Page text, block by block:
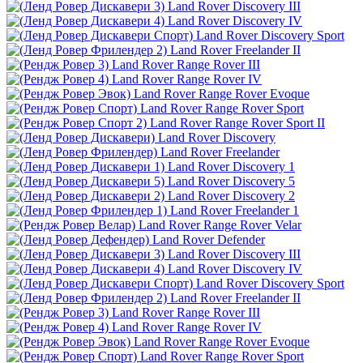
Land Rover Discovery III
Land Rover Discovery IV
Land Rover Discovery Sport
Land Rover Freelander II
Land Rover Range Rover III
Land Rover Range Rover IV
Land Rover Range Rover Evoque
Land Rover Range Rover Sport
Land Rover Range Rover Sport II
Land Rover Discovery
Land Rover Freelander
Land Rover Discovery 1
Land Rover Discovery 5
Land Rover Discovery 2
Land Rover Freelander 1
Land Rover Range Rover Velar
Land Rover Defender
Land Rover Discovery III
Land Rover Discovery IV
Land Rover Discovery Sport
Land Rover Freelander II
Land Rover Range Rover III
Land Rover Range Rover IV
Land Rover Range Rover Evoque
Land Rover Range Rover Sport